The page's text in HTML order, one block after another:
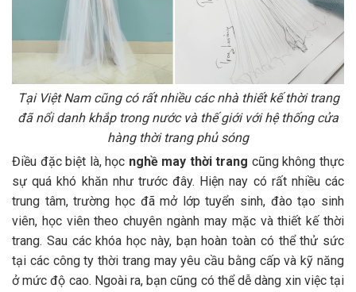
Tại Việt Nam cũng có rất nhiều các nhà thiết kế thời trang
đã nổi danh khắp trong nước và thế giới với hệ thống cửa
hàng thời trang phủ sóng
Điều đặc biệt là, học nghề may thời trang cũng không thực
sự quá khó khăn như trước đây. Hiện nay có rất nhiều các
trung tâm, trường học đã mở lớp tuyển sinh, đào tạo sinh
viên, học viên theo chuyên ngành may mặc và thiết kế thời
trang. Sau các khóa học này, bạn hoàn toàn có thể thử sức
tại các công ty thời trang may yêu cầu bằng cấp và kỹ năng
ở mức độ cao. Ngoài ra, bạn cũng có thể dễ dàng xin việc tại